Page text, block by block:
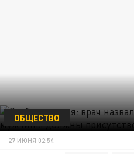
ОБЩЕСТВО
27 ИЮНЯ 02:54